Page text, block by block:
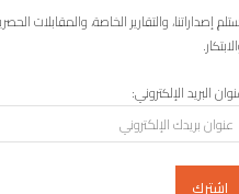
إصداراتنا، والتقارير الخاصة، والمقابلات
البريد الإلكتروني: